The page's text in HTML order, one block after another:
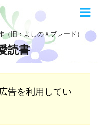
旧：よしのＸブレード）
読書
告を利用してい